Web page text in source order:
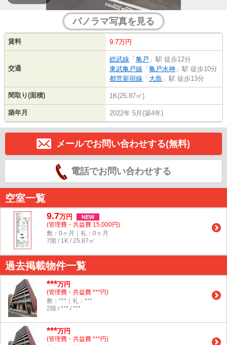
パノラマ写真を見る
賃料 9.7万円
交通
総武線 「 亀戸 」駅 徒歩12分
東武亀戸線 「 亀戸水神 」駅 徒歩10分
都営新宿線 「 大島 」駅 徒歩13分
間取り(面積) 1K(25.87㎡)
築年月 2022年 5月(築4年)
メールでお問い合わせする(無料)
電話でお問い合わせする
空室一覧
9.7万円 NEW
(管理費・共益費 15,000円)
敷：0ヶ月｜礼：0ヶ月
7階 / 1K / 25.87㎡
過去掲載物件一覧
***万円
(管理費・共益費 ***円)
敷：***｜礼：***
2階 / *** / ***
***万円
(管理費・共益費 ***円)